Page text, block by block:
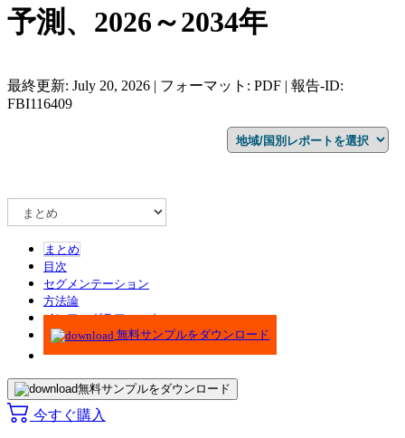
予測、2026～2034年
最終更新: July 20, 2026 | フォーマット: PDF | 報告-ID:
FBI116409
まとめ
目次
セグメンテーション
方法論
インフォグラフィック
無料サンプルをダウンロード
無料サンプルをダウンロード
今すぐ購入